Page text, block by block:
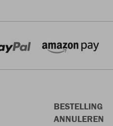
BESTELLING
ANNULEREN